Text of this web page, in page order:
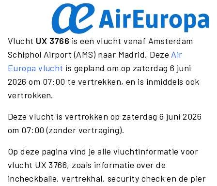
Vlucht UX 3766 is een vlucht vanaf Amsterdam
Schiphol Airport (AMS) naar Madrid. Deze Air
Europa vlucht is gepland om op zaterdag 6 juni
2026 om 07:00 te vertrekken, en is inmiddels ook
vertrokken.
Deze vlucht is vertrokken op zaterdag 6 juni 2026
om 07:00 (zonder vertraging).
Op deze pagina vind je alle vluchtinformatie voor
vlucht UX 3766, zoals informatie over de
incheckbalie, vertrekhal, security check en de pier